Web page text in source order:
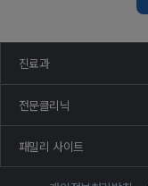
진료과
전문클리닉
패밀리 사이트